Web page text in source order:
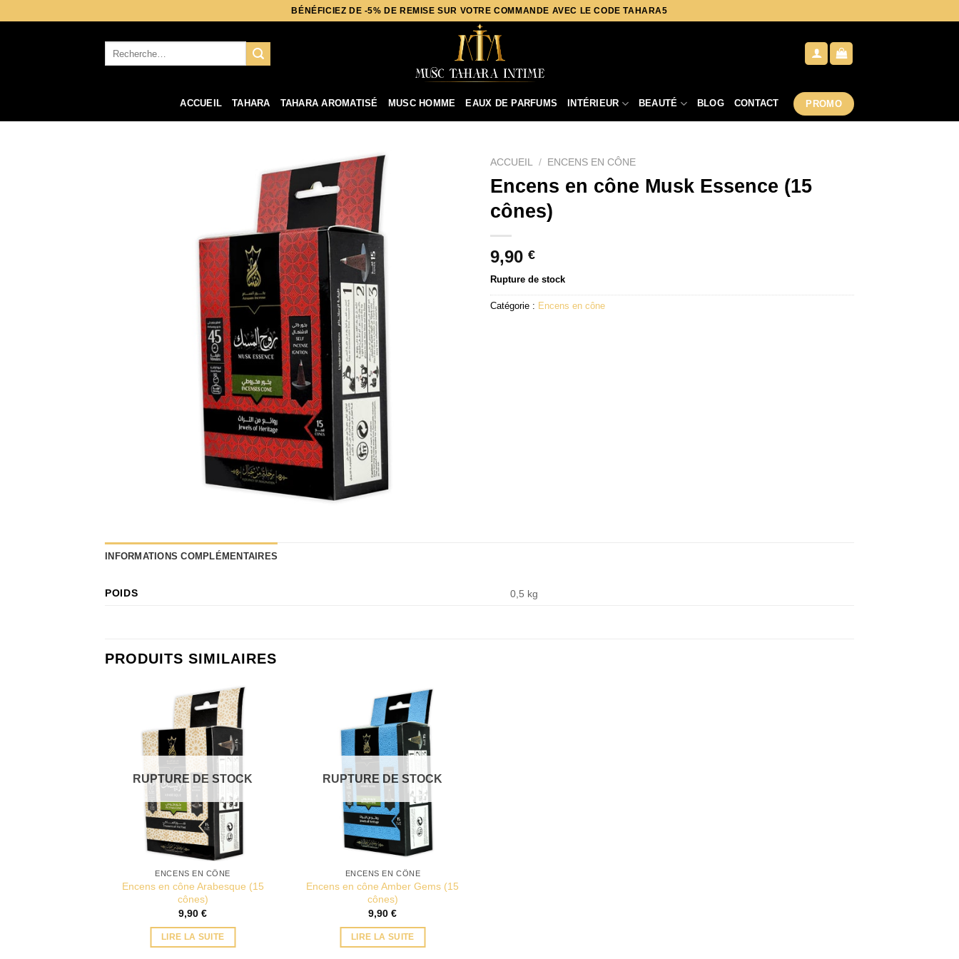
BÉNÉFICIEZ DE -5% DE REMISE SUR VOTRE COMMANDE AVEC LE CODE TAHARA5
ACCUEIL TAHARA TAHARA AROMATISÉ MUSC HOMME EAUX DE PARFUMS INTÉRIEUR BEAUTÉ BLOG CONTACT PROMO
ACCUEIL / ENCENS EN CÔNE
Encens en cône Musk Essence (15
cônes)
9,90 €
Rupture de stock
Catégorie : Encens en cône
INFORMATIONS COMPLÉMENTAIRES
POIDS 0,5 kg
PRODUITS SIMILAIRES
RUPTURE DE STOCK
ENCENS EN CÔNE
Encens en cône Arabesque (15
cônes)
9,90€
LIRE LA SUITE
RUPTURE DE STOCK
ENCENS EN CÔNE
Encens en cône Amber Gems (15
cônes)
9,90€
LIRE LA SUITE